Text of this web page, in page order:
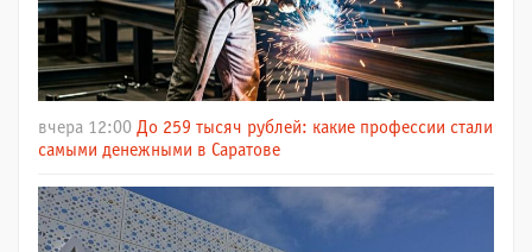
вчера 12:00 До 259 тысяч рублей: какие профессии стали
самыми денежными в Саратове